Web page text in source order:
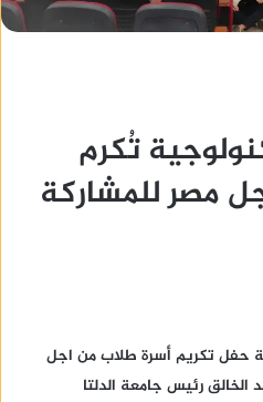
تُكرم
مصر للمشاركة
حفل تكريم أسرة طلاب من اجل
رئيس جامعة الدلتا